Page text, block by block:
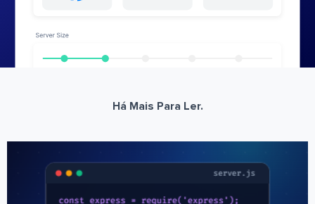
Há Mais Para Ler.